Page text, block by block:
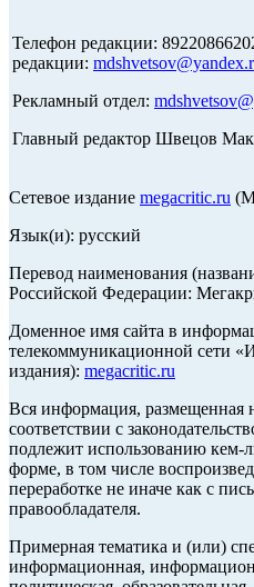
Телефон редакции:
редакции:
Рекламный отдел:
Главный редактор Швецов
Сетевое издание megacritic.ru
Язык(и): русский
Перевод наименования
Российской Федерации:
Доменное имя сайта в
телекоммуникационной сети
издания): megacritic.ru
Вся информация, размещенная
соответствии с
подлежит использованию кем-
форме, в том числе
переработке не иначе как с
правообладателя.
Примерная тематика и (или)
информационная,